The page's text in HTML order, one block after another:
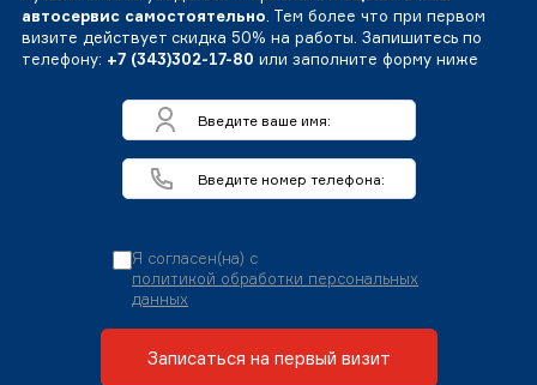
автосервис самостоятельно. Тем более что при первом
визите действует скидка 50% на работы. Запишитесь по
телефону: +7 (343)302-17-80 или заполните форму ниже
Я согласен(на) с
политикой обработки персональных
данных
Записаться на первый визит